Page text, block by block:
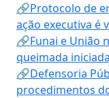
🔗Protocolo de
ação executiva é
🔗Funai e União
queimada
🔗Defensoria
procedimentos do